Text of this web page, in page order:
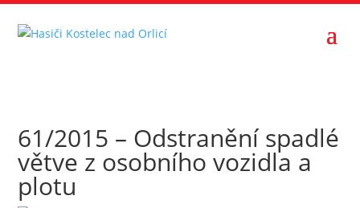
61/2015 – Odstranění spadlé
větve z osobního vozidla a
plotu